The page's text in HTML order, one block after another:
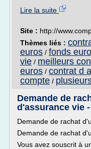
Lire la suite
Site : http://
Thèmes liés :
euros / fonds
vie / meilleurs
euros / contrat d
compte /
Demande de
d'assurance vie
Demande de rachat
Demande de rachat
Vous avez souscrit à